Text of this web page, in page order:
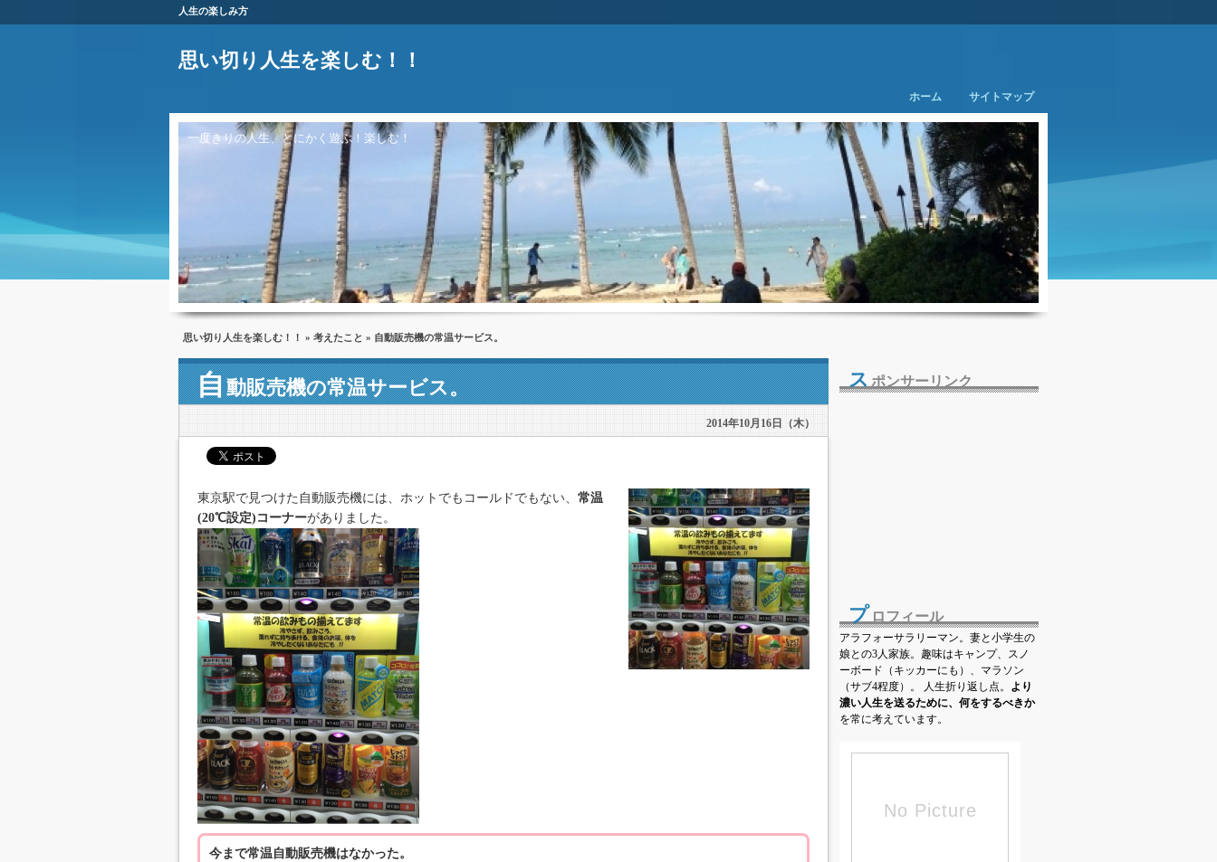
人生の楽しみ方
思い切り人生を楽しむ！！
ホーム サイトマップ
一度きりの人生、とにかく遊ぶ！楽しむ！
思い切り人生を楽しむ！！ » 考えたこと » 自動販売機の常温サービス。
自動販売機の常温サービス。
2014年10月16日（木）
東京駅で見つけた自動販売機には、ホットでもコールドでもない、 常温
(20℃設定)コーナーがありました。
今まで常温自動販売機はなかった。
ス ポンサーリンク
プ ロフィール
アラフォーサラリーマン。妻と小学生の
娘との3人家族。趣味はキャンプ、スノ
ーボード（キッカーにも）、マラソン
（サブ4程度）。 人生折り返し点。 より
濃い人生を送るために、何をするべきか
を常に考えています。